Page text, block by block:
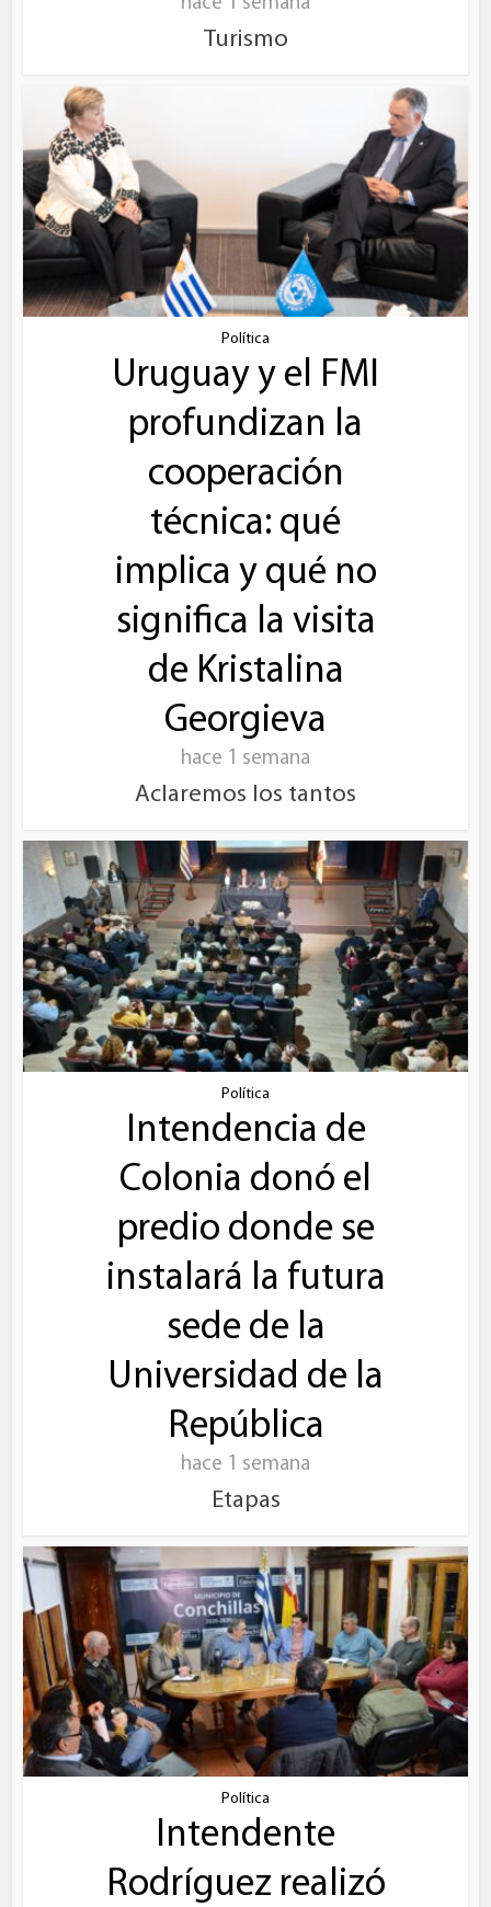
Turismo
Política
Uruguay y el FMI
profundizan la
cooperación
técnica: qué
implica y qué no
significa la visita
de Kristalina
Georgieva
hace 1 semana
Aclaremos los tantos
Política
Intendencia de
Colonia donó el
predio donde se
instalará la futura
sede de la
Universidad de la
República
hace 1 semana
Etapas
Política
Intendente
Rodríguez realizó